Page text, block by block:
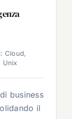
Cloud,
Unix
business
il